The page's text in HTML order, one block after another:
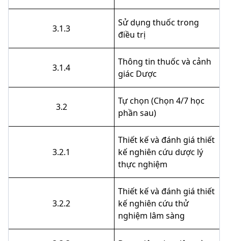
3.1.3
Sử dụng thuốc trong
điều trị
3.1.4
Thông tin thuốc và cảnh
giác Dược
3.2
Tự chọn (Chọn 4/7 học
phần sau)
3.2.1
Thiết kế và đánh giá thiết
kế nghiên cứu dược lý
thực nghiệm
3.2.2
Thiết kế và đánh giá thiết
kế nghiên cứu thử
nghiệm lâm sàng